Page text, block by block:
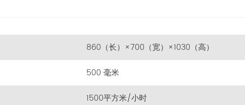
860（长）×700（宽）×1030（高）
500 毫米
1500平方米/小时